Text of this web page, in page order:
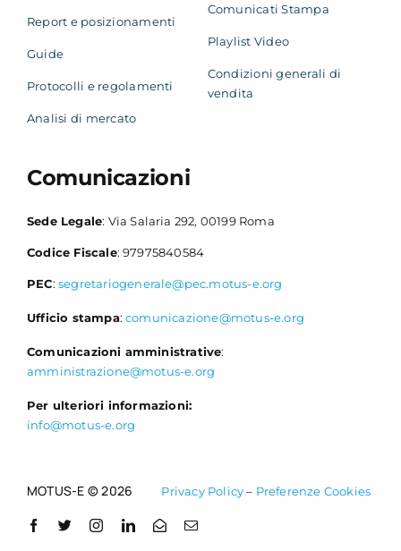
Report e posizionamenti
Guide
Protocolli e regolamenti
Analisi di mercato
Comunicati Stampa
Playlist Video
Condizioni generali di
vendita
Comunicazioni
Sede Legale: Via Salaria 292, 00199 Roma
Codice Fiscale: 97975840584
PEC: segretariogenerale@pec.motus-e.org
Ufficio stampa:comunicazione@motus-e.org
Comunicazioni amministrative:
amministrazione@motus-e.org
Per ulteriori informazioni:
info@motus-e.org
MOTUS-E © 2026 Privacy Policy– Preferenze Cookies